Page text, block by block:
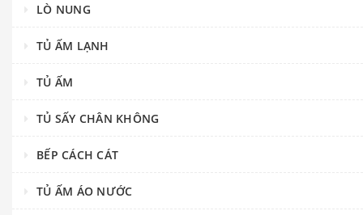
LÒ NUNG
TỦ ẤM LẠNH
TỦ ẤM
TỦ SẤY CHÂN KHÔNG
BẾP CÁCH CÁT
TỦ ẤM ÁO NƯỚC